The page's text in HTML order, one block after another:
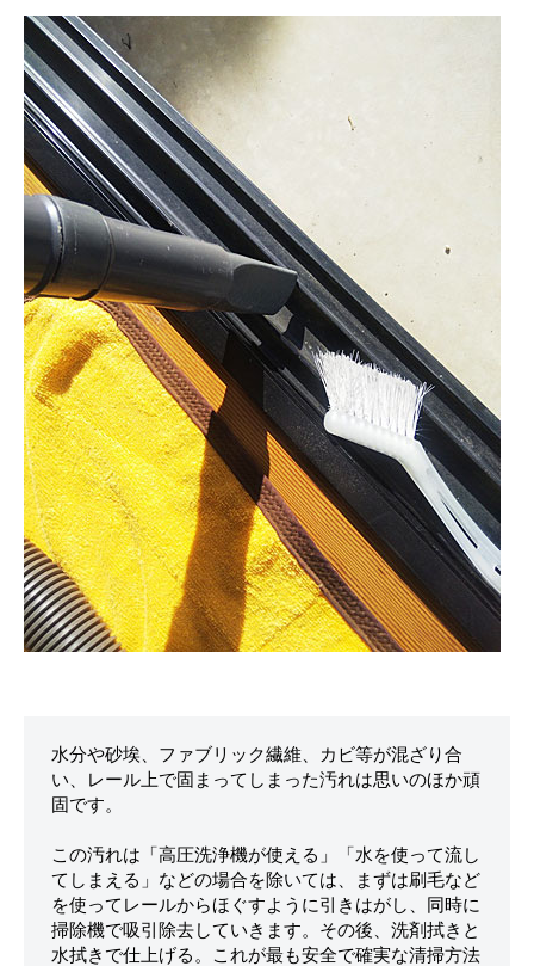
水分や砂埃、ファブリック繊維、カビ等が混ざり合
い、レール上で固まってしまった汚れは思いのほか頑
固です。
この汚れは「高圧洗浄機が使える」「水を使って流し
てしまえる」などの場合を除いては、まずは刷毛など
を使ってレールからほぐすように引きはがし、同時に
掃除機で吸引除去していきます。その後、洗剤拭きと
水拭きで仕上げる。これが最も安全で確実な清掃方法